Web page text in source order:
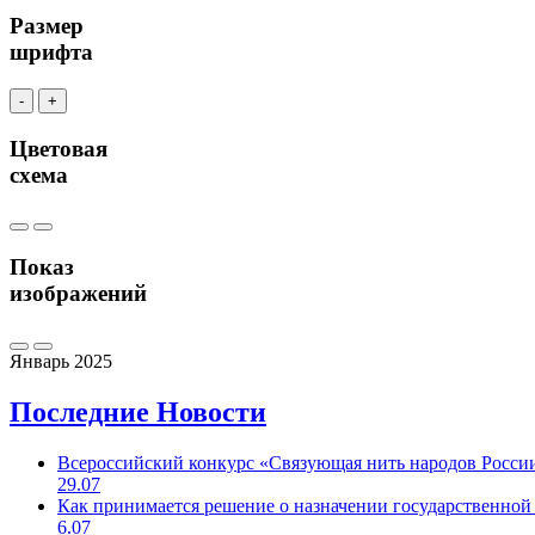
Размер
шрифта
- +
Цветовая
схема
Показ
изображений
Январь 2025
Последние Новости
Всероссийский конкурс «Связующая нить народов
29.07
Как принимается решение о назначении
6.07